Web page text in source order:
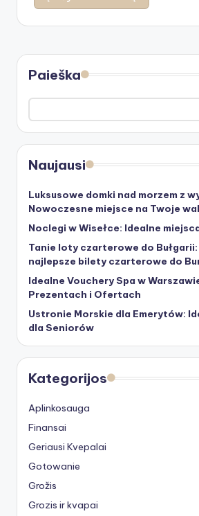
Paieška
Naujausi
Luksusowe domki nad morzem z
Nowoczesne miejsce na Twoje
Noclegi w Wisełce: Idealne
Tanie loty czarterowe do Bułgarii:
najlepsze bilety czarterowe do
Idealne Vouchery Spa w
Prezentach i Ofertach
Ustronie Morskie dla Emerytów:
dla Seniorów
Kategorijos
Aplinkosauga
Finansai
Geriausi Kvepalai
Gotowanie
Grožis
Grozis ir kvapai